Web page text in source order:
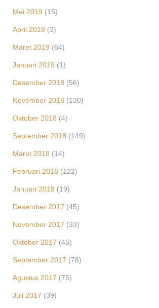
Mei 2019 (15)
April 2019 (3)
Maret 2019 (64)
Januari 2019 (1)
Desember 2018 (56)
November 2018 (130)
Oktober 2018 (4)
September 2018 (149)
Maret 2018 (14)
Februari 2018 (122)
Januari 2018 (19)
Desember 2017 (45)
November 2017 (33)
Oktober 2017 (46)
September 2017 (78)
Agustus 2017 (75)
Juli 2017 (39)